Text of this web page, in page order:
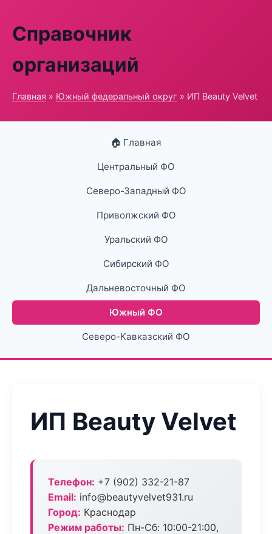
Справочник
организаций
Главная » Южный федеральный округ » ИП Beauty Velvet
🏠 Главная
Центральный ФО
Северо-Западный ФО
Приволжский ФО
Уральский ФО
Сибирский ФО
Дальневосточный ФО
Южный ФО
Северо-Кавказский ФО
ИП Beauty Velvet
Телефон: +7 (902) 332-21-87
Email: info@beautyvelvet931.ru
Город: Краснодар
Режим работы: Пн-Сб: 10:00-21:00,